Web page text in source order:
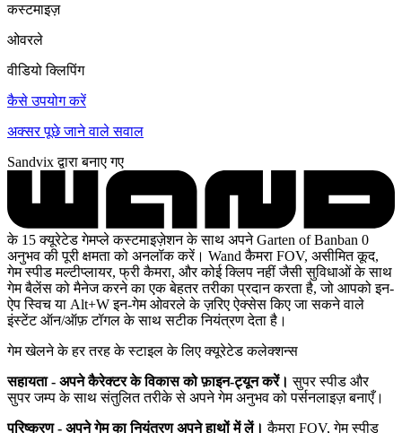
कस्टमाइज़
ओवरले
वीडियो क्लिपिंग
कैसे उपयोग करें
अक्सर पूछे जाने वाले सवाल
Sandvix द्वारा बनाए गए
के 15 क्यूरेटेड गेमप्ले कस्टमाइज़ेशन के साथ अपने Garten of Banban 0
अनुभव की पूरी क्षमता को अनलॉक करें। Wand कैमरा FOV, असीमित कूद,
गेम स्पीड मल्टीप्लायर, फ्री कैमरा, और कोई क्लिप नहीं जैसी सुविधाओं के साथ
गेम बैलेंस को मैनेज करने का एक बेहतर तरीका प्रदान करता है, जो आपको इन-
ऐप स्विच या Alt+W इन-गेम ओवरले के ज़रिए ऐक्सेस किए जा सकने वाले
इंस्टेंट ऑन/ऑफ़ टॉगल के साथ सटीक नियंत्रण देता है।
गेम खेलने के हर तरह के स्टाइल के लिए क्यूरेटेड कलेक्शन्स
सहायता - अपने कैरेक्टर के विकास को फ़ाइन-ट्यून करें। सुपर स्पीड और
सुपर जम्प के साथ संतुलित तरीके से अपने गेम अनुभव को पर्सनलाइज़ बनाएँ।
परिष्करण - अपने गेम का नियंत्रण अपने हाथों में लें। कैमरा FOV, गेम स्पीड